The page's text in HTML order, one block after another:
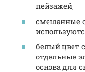
пейзажей;
смешанные
белый цвет
отдельные
основа для